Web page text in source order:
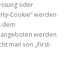
oder
Cookie“ werden
dem
werden
man von „First-